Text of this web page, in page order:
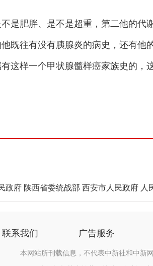
肥胖、是不是超重，第二他的代
既往有没有胰腺炎的病史，还有他
这样一个甲状腺髓样癌家族史的，
政府 陕西省委统战部 西安市人民政府 人
联系我们 广告服务
本网站所刊载信息，不代表中新社和中新